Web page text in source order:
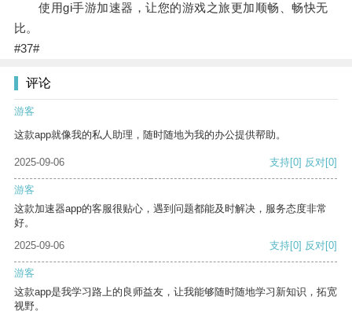
使用gi手游加速器，让您的游戏之旅更加顺畅、畅快无
比。
#37#
评论
游客
这款app就像我的私人助理，随时随地为我的办公提供帮助。
2025-09-06 支持[0] 反对[0]
游客
这款加速器app的客服很贴心，遇到问题都能及时解决，服务态度非常
好。
2025-09-06
支持[0] 反对[0]
游客
这款app是我学习路上的良师益友，让我能够随时随地学习新知识，拓宽
视野。